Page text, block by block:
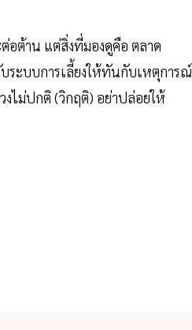
อต้าน แต่สิ่งที่มองดูคือ ตลาด
ระบบการเลี้ยงให้ทันกับเหตุการณ์
งไม่ปกติ (วิกฤติ) อย่าปล่อยให้